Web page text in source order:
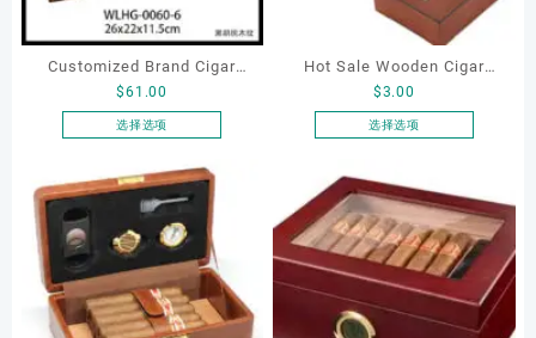
Customized Brand Cigar
Box Wholesale Luxury
Display Storage Wooden
Cabinet
$61.00
选择选项
产
品
多
种
变
体。
Hot Sale Wooden Cigar
Storage Box,Wood
Cigarette Box Storage Case
Gifts
$3.00
选择选项
品
有
多
种